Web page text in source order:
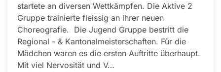
startete an diversen Wettkämpfen. Die Aktive 2
Gruppe trainierte fleissig an ihrer neuen
Choreografie. Die Jugend Gruppe bestritt die
Regional - & Kantonalmeisterschaften. Für die
Mädchen waren es die ersten Auftritte überhaupt.
Mit viel Nervosität und V…